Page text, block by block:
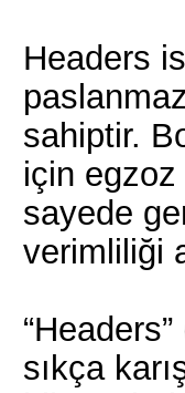
Headers
sahiptir.
için
sayede
verimliliği
sıkça